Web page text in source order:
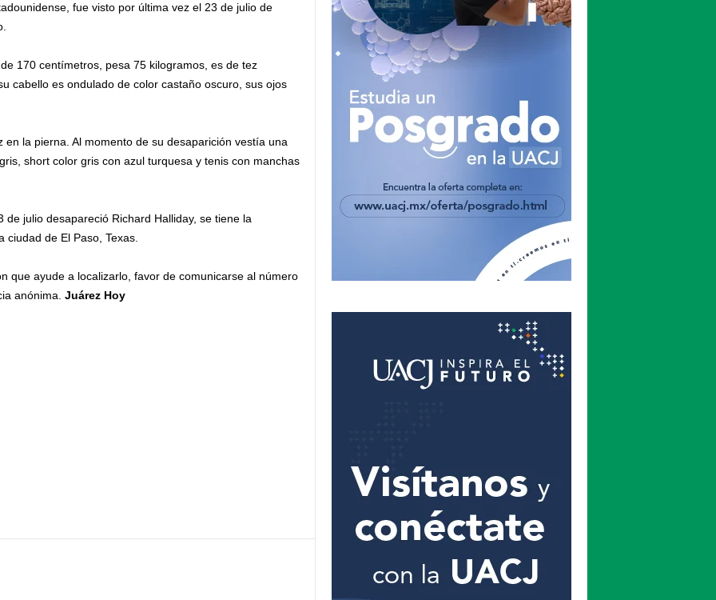
fue visto por última vez el 23 de julio de
170 centímetros, pesa 75 kilogramos, es de tez
cabello es ondulado de color castaño oscuro, sus ojos
la pierna. Al momento de su desaparición vestía una
short color gris con azul turquesa y tenis con manchas
julio desapareció Richard Halliday, se tiene la
de El Paso, Texas.
que ayude a localizarlo, favor de comunicarse al número
anónima. Juárez Hoy